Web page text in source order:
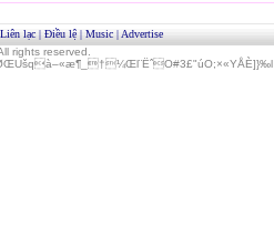
Liên lạc | Điều lệ | Music | Advertise
rights reserved.